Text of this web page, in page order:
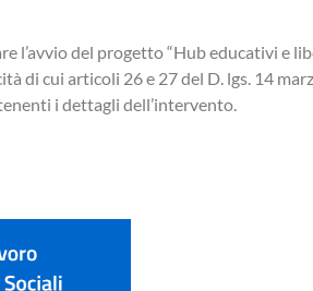
l’avvio del progetto “Hub educativi e
di cui articoli 26 e 27 del D. lgs. 14
i dettagli dell’intervento.